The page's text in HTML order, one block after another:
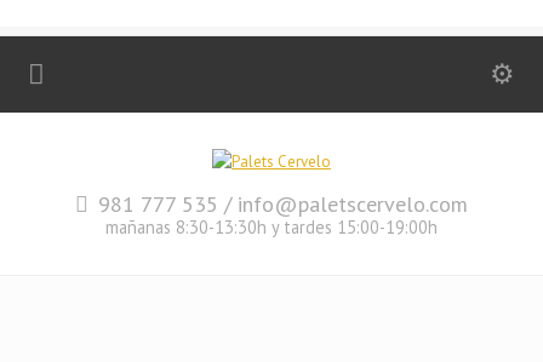
981 777 535 / info@paletscervelo.com
mañanas 8:30-13:30h y tardes 15:00-19:00h